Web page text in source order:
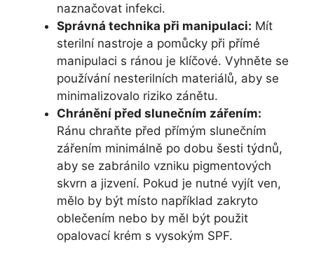
naznačovat infekci.
Správná technika při manipulaci: Mít
sterilní nastroje a pomůcky při přímé
manipulaci s ránou je klíčové. Vyhněte se
používání nesterilních materiálů, aby se
minimalizovalo riziko zánětu.
Chránění před slunečním zářením:
Ránu chraňte před přímým slunečním
zářením minimálně po dobu šesti týdnů,
aby se zabránilo vzniku pigmentových
skvrn a jizvení. Pokud je nutné vyjít ven,
mělo by být místo například zakryto
oblečením nebo by měl být použit
opalovací krém s vysokým SPF.